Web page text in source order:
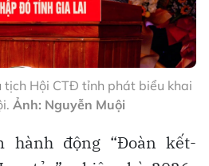
tịch Hội CTĐ tỉnh phát biểu khai
Ảnh: Nguyễn Muội
hành động “Đoàn kết-